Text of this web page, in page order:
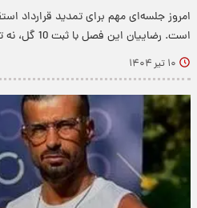
امروز جلسه‌ای مهم برای تمدید قرارداد
است. رضاییان این فصل با ثبت 10 گل، نه تنها…
۱۰ تیر ۱۴۰۴